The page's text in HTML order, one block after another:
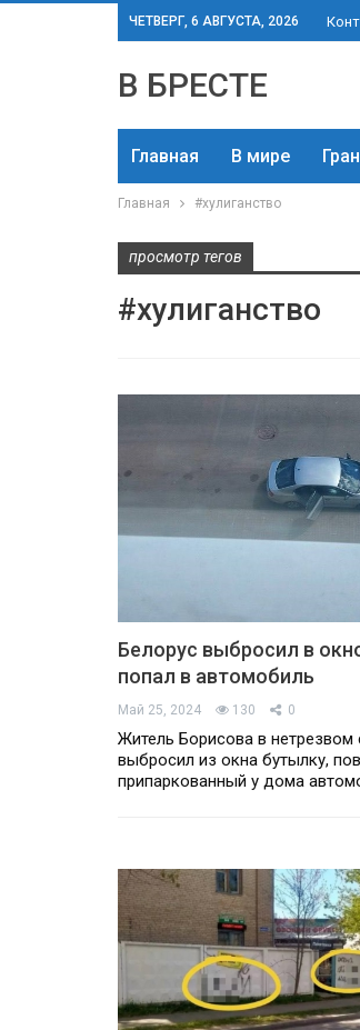
ЧЕТВЕРГ, 6 АВГУСТА, 2026
В БРЕСТЕ
Главная В мире
Главная #хулиганство
просмотр тегов
#хулиганство
Белорус выбросил в
попал в автомобиль
Май 25, 2024 130 0
Житель Борисова в нетрезвом
выбросил из окна бутылку,
припаркованный у дома